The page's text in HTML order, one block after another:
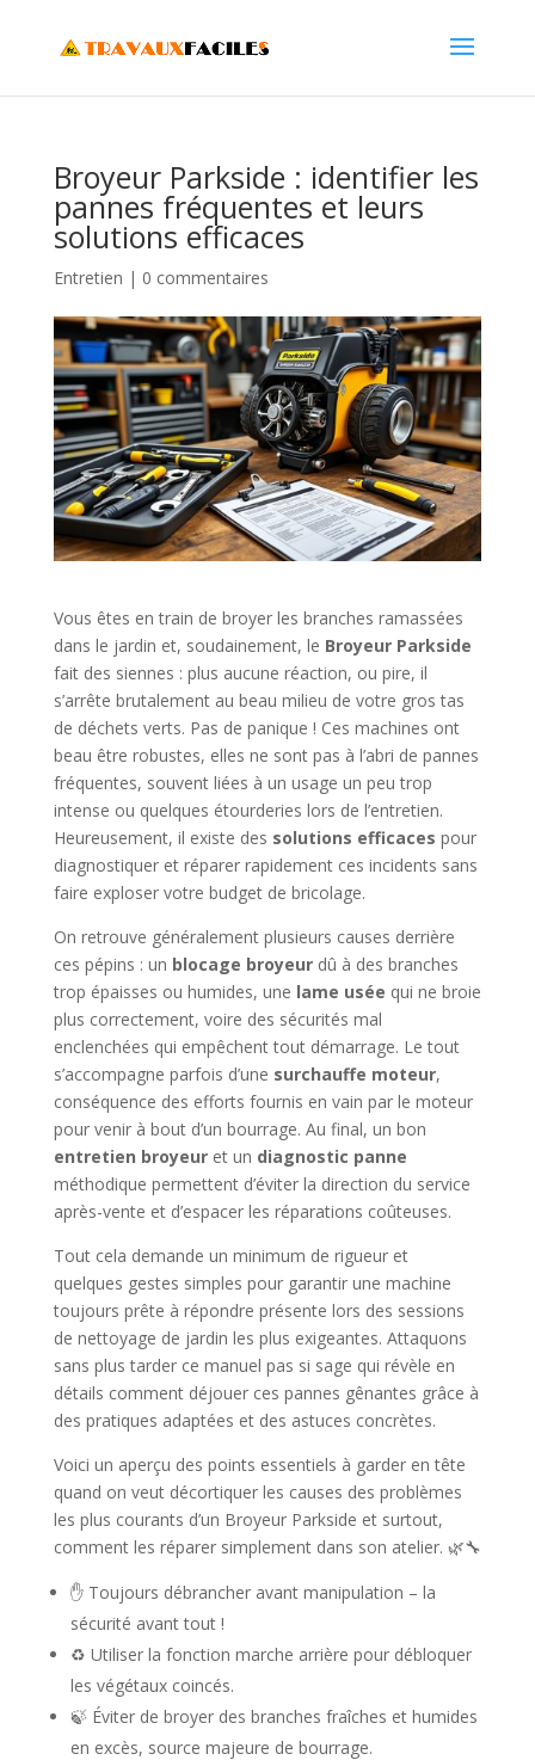
Broyeur Parkside : identifier les
pannes fréquentes et leurs
solutions efficaces
Entretien | 0 commentaires
Vous êtes en train de broyer les branches ramassées
dans le jardin et, soudainement, le Broyeur Parkside
fait des siennes : plus aucune réaction, ou pire, il
s’arrête brutalement au beau milieu de votre gros tas
de déchets verts. Pas de panique ! Ces machines ont
beau être robustes, elles ne sont pas à l’abri de pannes
fréquentes, souvent liées à un usage un peu trop
intense ou quelques étourderies lors de l’entretien.
Heureusement, il existe des solutions efficaces pour
diagnostiquer et réparer rapidement ces incidents sans
faire exploser votre budget de bricolage.
On retrouve généralement plusieurs causes derrière
ces pépins : un blocage broyeurdû à des branches
trop épaisses ou humides, une lame usée qui ne broie
plus correctement, voire des sécurités mal
enclenchées qui empêchent tout démarrage. Le tout
s’accompagne parfois d’une surchauffe moteur,
conséquence des efforts fournis en vain par le moteur
pour venir à bout d’un bourrage. Au final, un bon
entretien broyeuret un diagnostic panne
méthodique permettent d’éviter la direction du service
après-vente et d’espacer les réparations coûteuses.
Tout cela demande un minimum de rigueur et
quelques gestes simples pour garantir une machine
toujours prête à répondre présente lors des sessions
de nettoyage de jardin les plus exigeantes. Attaquons
sans plus tarder ce manuel pas si sage qui révèle en
détails comment déjouer ces pannes gênantes grâce à
des pratiques adaptées et des astuces concrètes.
Voici un aperçu des points essentiels à garder en tête
quand on veut décortiquer les causes des problèmes
les plus courants d’un Broyeur Parkside et surtout,
comment les réparer simplement dans son atelier. 🌿🔧
✋ Toujours débrancher avant manipulation – la
sécurité avant tout !
♻️ Utiliser la fonction marche arrière pour débloquer
les végétaux coincés.
🍃 Éviter de broyer des branches fraîches et humides
en excès, source majeure de bourrage.